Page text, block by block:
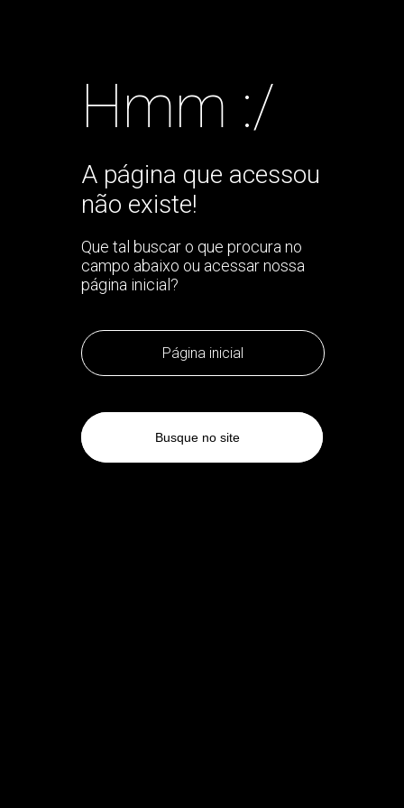
Hmm :/
A página que acessou
não existe!
Que tal buscar o que procura no
campo abaixo ou acessar nossa
página inicial?
Página inicial